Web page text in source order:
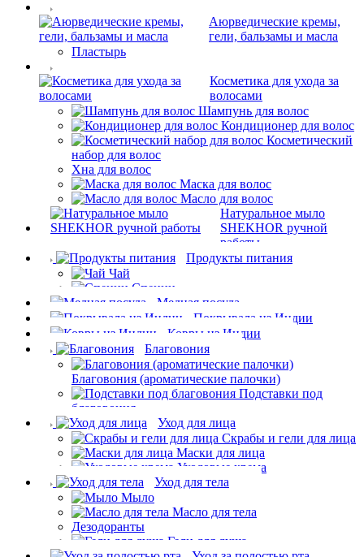
Аюрведические кремы,
гели, бальзамы и масла
Пластырь
Косметика для ухода за
волосами
Шампунь для волос
Кондиционер для волос
Косметический
набор для волос
Хна для волос
Маска для волос
Масло для волос
Натуральное мыло
SHEKHOR ручной
работы
Продукты питания
Чай
Специи
Медная посуда
Покрывала из Индии
Ковры из Индии
Благовония
Благовония (ароматические палочки)
Подставки под
благовония
Уход для лица
Скрабы и гели для лица
Маски для лица
Уходовые крема
Уход для тела
Мыло
Масло для тела
Дезодоранты
Гели для душа